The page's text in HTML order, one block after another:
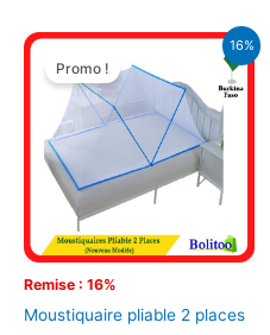
16%
Remise : 16%
Promo !
Moustiquaire pliable 2 places
Le
initial
était :
14.900 CFA.
Le
actuel
est :
12.500 CFA.